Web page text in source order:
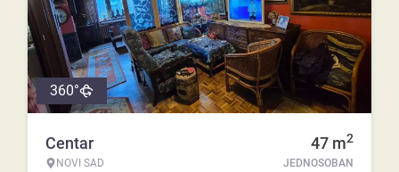
360°
Centar
NOVI SAD
47 m2
JEDNOSOBAN